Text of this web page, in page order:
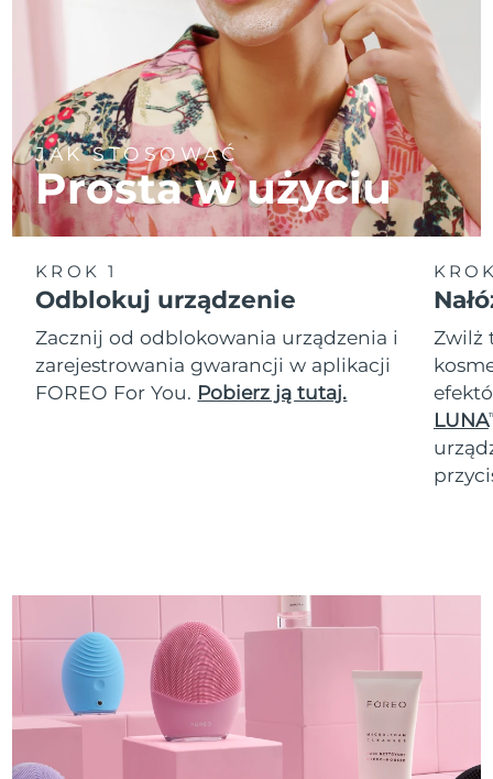
JAK STOSOWAĆ
Prosta w użyciu
KROK 1
Odblokuj urządzenie
Zacznij od odblokowania urządzenia i
zarejestrowania gwarancji w aplikacji
FOREO For You. Pobierz ją tutaj.
Zwilż
LUNA